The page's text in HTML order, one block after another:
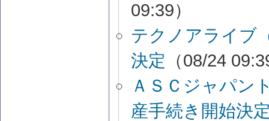
09:39）
テクノアライブ
決定 （08/24
ＡＳＣジャパン
産手続き開始決